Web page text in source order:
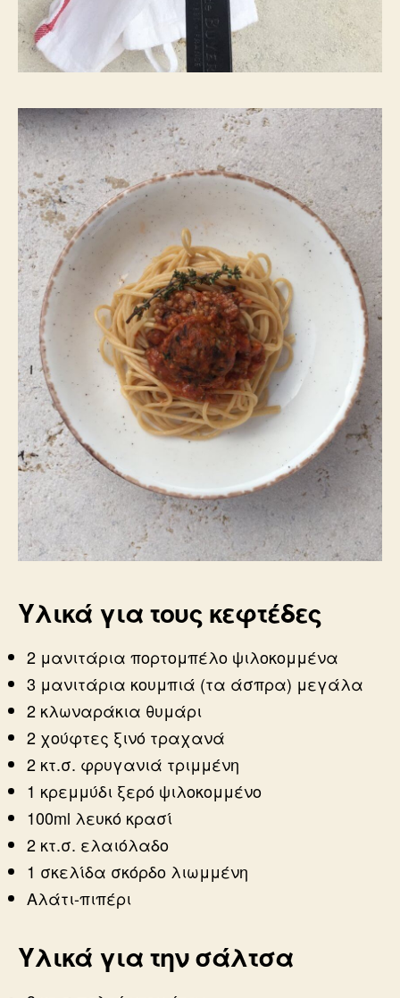
Υλικά για τους κεφτέδες
2 μανιτάρια πορτομπέλο ψιλοκομμένα
3 μανιτάρια κουμπιά (τα άσπρα) μεγάλα
2 κλωναράκια θυμάρι
2 χούφτες ξινό τραχανά
2 κτ.σ. φρυγανιά τριμμένη
1 κρεμμύδι ξερό ψιλοκομμένο
100ml λευκό κρασί
2 κτ.σ. ελαιόλαδο
1 σκελίδα σκόρδο λιωμμένη
Αλάτι-πιπέρι
Υλικά για την σάλτσα